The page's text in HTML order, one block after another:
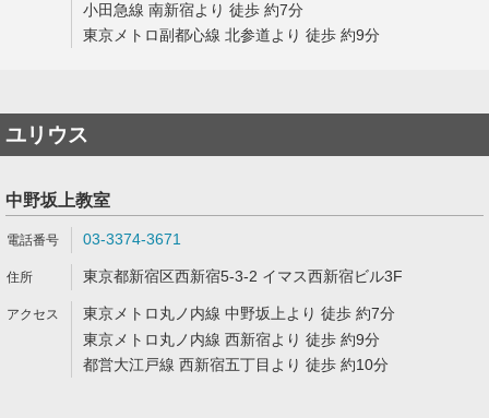
小田急線 南新宿より 徒歩 約7分
東京メトロ副都心線 北参道より 徒歩 約9分
ユリウス
中野坂上教室
03-3374-3671
東京都新宿区西新宿5-3-2 イマス西新宿ビル3F
東京メトロ丸ノ内線 中野坂上より 徒歩 約7分
東京メトロ丸ノ内線 西新宿より 徒歩 約9分
都営大江戸線 西新宿五丁目より 徒歩 約10分